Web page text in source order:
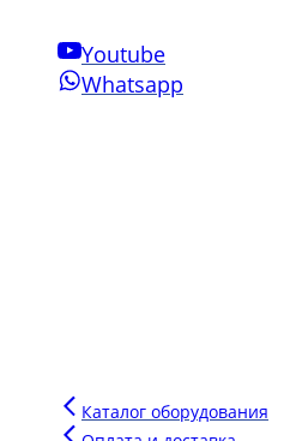
Youtube
Whatsapp
Каталог оборудования